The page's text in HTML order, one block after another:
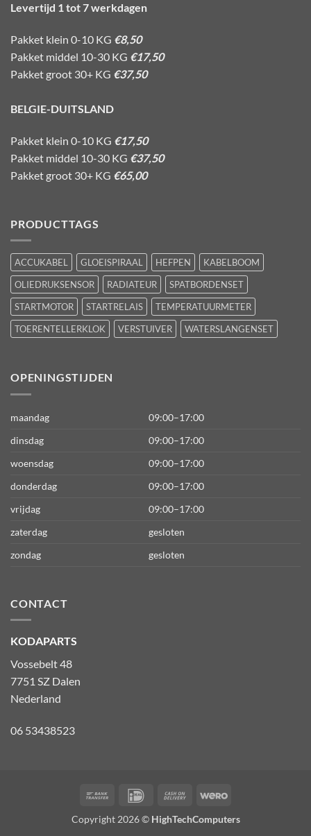
Levertijd 1 tot 7 werkdagen
Pakket klein 0-10 KG €8,50
Pakket middel 10-30 KG €17,50
Pakket groot 30+ KG €37,50
BELGIE-DUITSLAND
Pakket klein 0-10 KG €17,50
Pakket middel 10-30 KG €37,50
Pakket groot 30+ KG €65,00
PRODUCTTAGS
ACCUKABEL GLOEISPIRAAL HEFPEN
KABELBOOM
OLIEDRUKSENSOR
RADIATEUR
SPATBORDENSET
STARTMOTOR
STARTRELAIS
TEMPERATUURMETER
TOERENTELLERKLOK
VERSTUIVER WATERSLANGENSET
OPENINGSTIJDEN
maandag
09:00–17:00
dinsdag
09:00–17:00
woensdag
09:00–17:00
donderdag
09:00–17:00
vrijdag
09:00–17:00
zaterdag
gesloten
zondag
gesloten
CONTACT
KODAPARTS
Vossebelt 48
7751 SZ Dalen
Nederland
06 53438523
Bank
IDeal
Cash
Delivery
Wero
Copyright 2026 © HighTechComputers